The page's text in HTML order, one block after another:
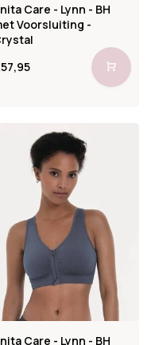
Care - Lynn - BH
Voorsluiting -
Care - Lynn - BH